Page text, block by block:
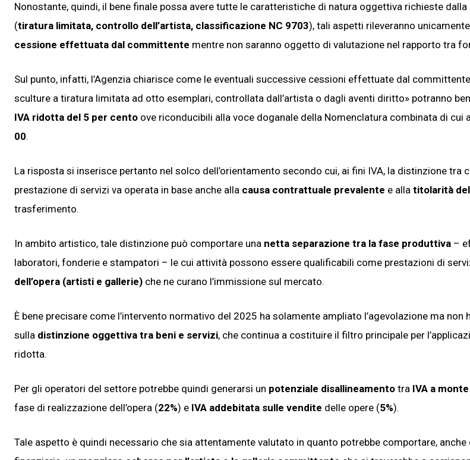
Nonostante, quindi, il bene finale possa avere tutte le caratteristiche di natura oggettiva richieste
(tiratura limitata, controllo dell’artista, classificazione NC 9703), tali aspetti rileveranno
cessione effettuata dal committente mentre non saranno oggetto di valutazione nel rapporto tra
Sul punto, infatti, l’Agenzia chiarisce come le eventuali successive cessioni effettuate dal
sculture a tiratura limitata ad otto esemplari, controllata dall’artista o dagli aventi diritto» potranno
IVA ridotta del 5 per cento ove riconducibili alla voce doganale della Nomenclatura combinata di cui
00.
La risposta si inserisce pertanto nel solco dell’orientamento secondo cui, ai fini IVA, la distinzione tra
prestazione di servizi va operata in base anche alla causa contrattuale prevalente e alla titolarità
trasferimento.
In ambito artistico, tale distinzione può comportare una netta separazione tra la fase produttiva –
laboratori, fonderie e stampatori – le cui attività possono essere qualificabili come prestazioni di
dell’opera (artisti e gallerie) che ne curano l’immissione sul mercato.
È bene precisare come l’intervento normativo del 2025 ha solamente ampliato l’agevolazione ma non
sulla distinzione oggettiva tra beni e servizi, che continua a costituire il filtro principale per
ridotta.
Per gli operatori del settore potrebbe quindi generarsi un potenziale disallineamento tra IVA a monte
fase di realizzazione dell’opera (22%) e IVA addebitata sulle vendite delle opere (5%).
Tale aspetto è quindi necessario che sia attentamente valutato in quanto potrebbe comportare,